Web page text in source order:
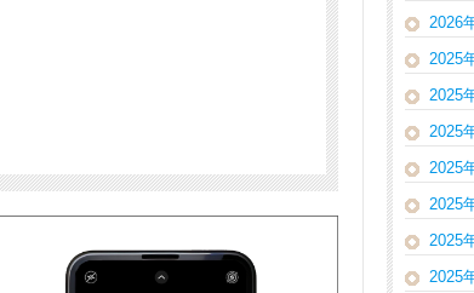
2026
2025
2025
2025
2025
2025
2025
2025